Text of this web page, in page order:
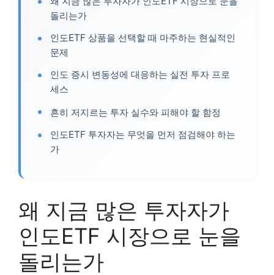
돌리는가
인도ETF 상품을 선택할 때 마주하는 현실적인
문제
인도 증시 변동성에 대응하는 실전 투자 프로
세스
흔히 저지르는 투자 실수와 피해야 할 함정
인도ETF 투자자는 무엇을 먼저 점검해야 하는
가
왜 지금 많은 투자자가
인도ETF 시장으로 눈을
돌리는가